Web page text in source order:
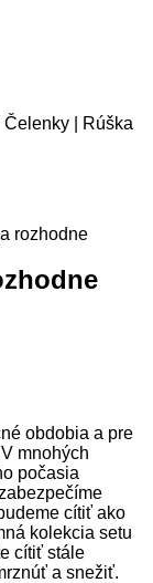
| Rúška
rozhodne
obdobia a pre
mnohých
počasia
cítiť ako
kolekcia setu
cítiť stále
a snežiť.